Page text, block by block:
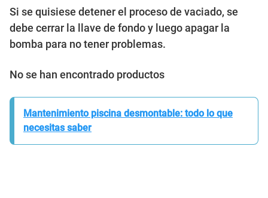
Si se quisiese detener el proceso de vaciado, se
debe cerrar la llave de fondo y luego apagar la
bomba para no tener problemas.
No se han encontrado productos
Mantenimiento piscina desmontable: todo lo que
necesitas saber